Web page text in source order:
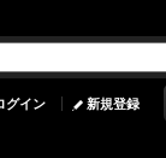
グイン 新規登録